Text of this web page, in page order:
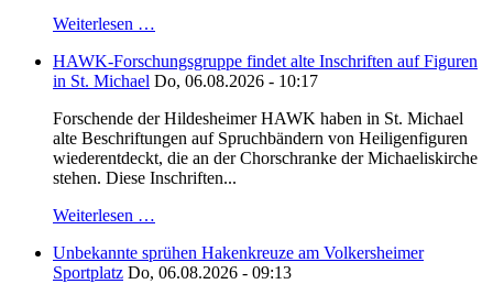
Weiterlesen …
HAWK-Forschungsgruppe findet alte Inschriften auf Figuren
in St. Michael Do, 06.08.2026 - 10:17
Forschende der Hildesheimer HAWK haben in St. Michael
alte Beschriftungen auf Spruchbändern von Heiligenfiguren
wiederentdeckt, die an der Chorschranke der Michaeliskirche
stehen. Diese Inschriften...
Weiterlesen …
Unbekannte sprühen Hakenkreuze am Volkersheimer
Sportplatz Do, 06.08.2026 - 09:13